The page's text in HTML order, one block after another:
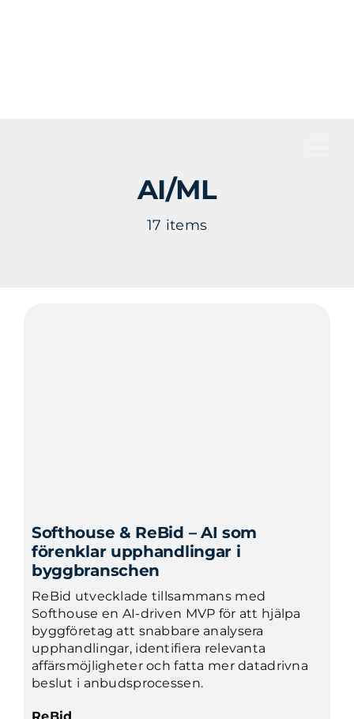
AI/ML
17 items
Softhouse & ReBid – AI som
förenklar upphandlingar i
byggbranschen
ReBid utvecklade tillsammans med
Softhouse en AI-driven MVP för att hjälpa
byggföretag att snabbare analysera
upphandlingar, identifiera relevanta
affärsmöjligheter och fatta mer datadrivna
beslut i anbudsprocessen.